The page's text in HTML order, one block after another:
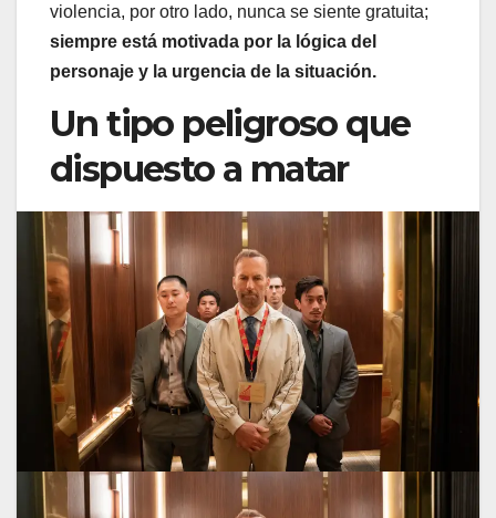
violencia, por otro lado, nunca se siente gratuita;
siempre está motivada por la lógica del
personaje y la urgencia de la situación.
Un tipo peligroso que
dispuesto a matar